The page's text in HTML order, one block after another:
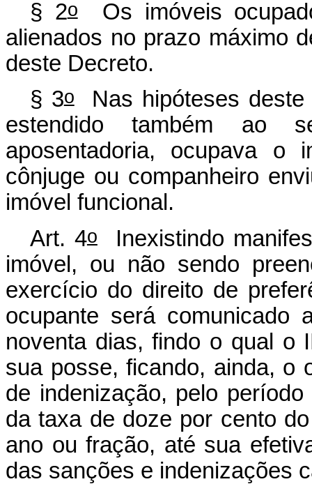
§ 2oOs imóveis
alienados no prazo máximo
deste Decreto.
§ 3oNas hipóteses deste
estendido também ao
aposentadoria, ocupava o
cônjuge ou companheiro
imóvel funcional.
Art. 4oInexistindo
imóvel, ou não sendo
exercício do direito de
ocupante será
noventa dias, findo o qual o
sua posse, ficando, ainda, o
de indenização, pelo
da taxa de doze por cento
ano ou fração, até sua
das sanções e indenizações